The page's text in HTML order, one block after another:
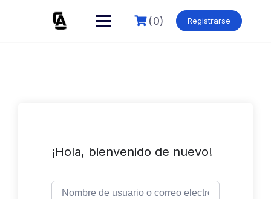
(0) Registrarse
¡Hola, bienvenido de nuevo!